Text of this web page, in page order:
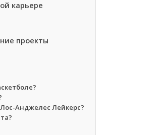
карьере
проекты
Анджелес Лейкерс?